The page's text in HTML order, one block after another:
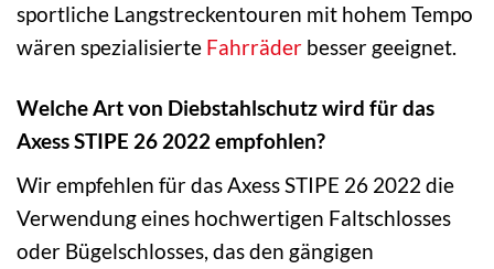
sportliche Langstreckentouren mit hohem Tempo
wären spezialisierte Fahrräder besser geeignet.
Welche Art von Diebstahlschutz wird für das
Axess STIPE 26 2022 empfohlen?
Wir empfehlen für das Axess STIPE 26 2022 die
Verwendung eines hochwertigen Faltschlosses
oder Bügelschlosses, das den gängigen